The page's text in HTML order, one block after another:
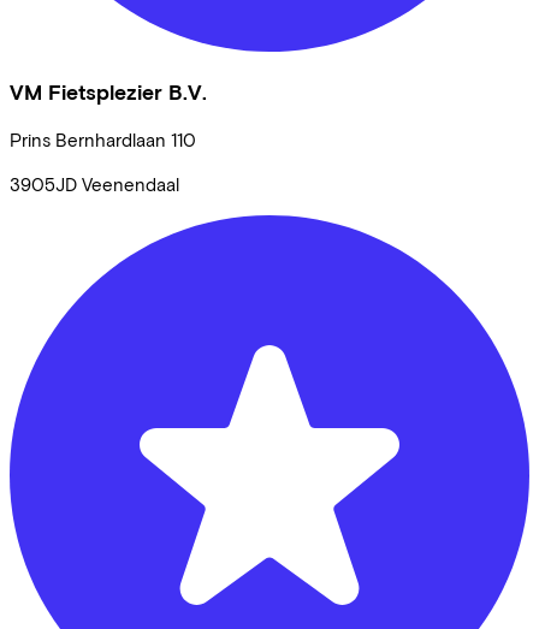
VM Fietsplezier B.V.
Prins Bernhardlaan 110
3905JD Veenendaal